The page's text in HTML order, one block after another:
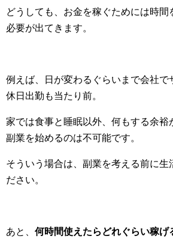
どうしても、お金を稼ぐためには時間
必要が出てきます。
例えば、日が変わるぐらいまで会社で
休日出勤も当たり前。
家では食事と睡眠以外、何もする余
副業を始めるのは不可能です。
そういう場合は、副業を考える前に生
ださい。
あと、 何時間使えたらどれぐらい稼げ